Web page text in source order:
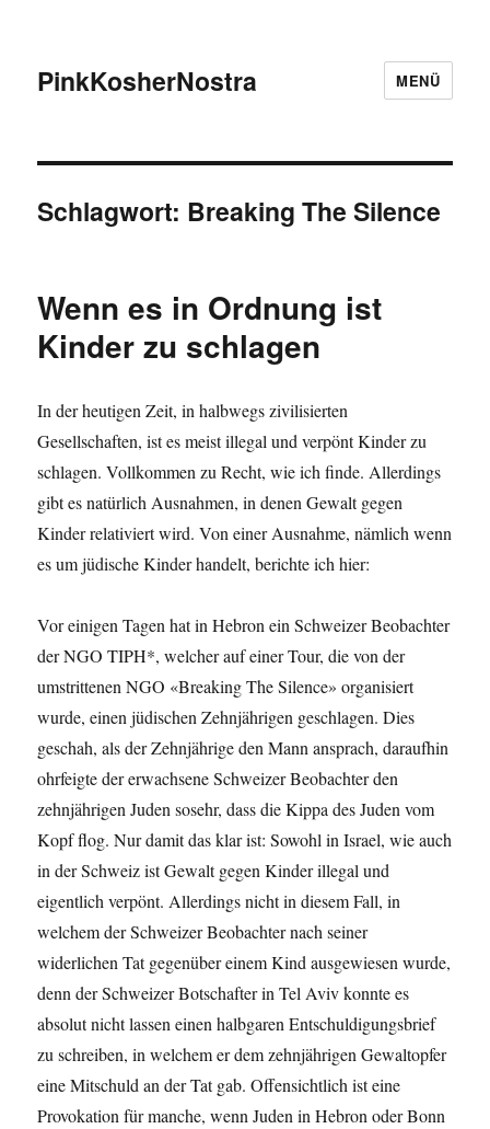
PinkKosherNostra MENÜ
Schlagwort: Breaking The Silence
Wenn es in Ordnung ist
Kinder zu schlagen
In der heutigen Zeit, in halbwegs zivilisierten
Gesellschaften, ist es meist illegal und verpönt Kinder zu
schlagen. Vollkommen zu Recht, wie ich finde. Allerdings
gibt es natürlich Ausnahmen, in denen Gewalt gegen
Kinder relativiert wird. Von einer Ausnahme, nämlich wenn
es um jüdische Kinder handelt, berichte ich hier:
Vor einigen Tagen hat in Hebron ein Schweizer Beobachter
der NGO TIPH*, welcher auf einer Tour, die von der
umstrittenen NGO «Breaking The Silence» organisiert
wurde, einen jüdischen Zehnjährigen geschlagen. Dies
geschah, als der Zehnjährige den Mann ansprach, daraufhin
ohrfeigte der erwachsene Schweizer Beobachter den
zehnjährigen Juden sosehr, dass die Kippa des Juden vom
Kopf flog. Nur damit das klar ist: Sowohl in Israel, wie auch
in der Schweiz ist Gewalt gegen Kinder illegal und
eigentlich verpönt. Allerdings nicht in diesem Fall, in
welchem der Schweizer Beobachter nach seiner
widerlichen Tat gegenüber einem Kind ausgewiesen wurde,
denn der Schweizer Botschafter in Tel Aviv konnte es
absolut nicht lassen einen halbgaren Entschuldigungsbrief
zu schreiben, in welchem er dem zehnjährigen Gewaltopfer
eine Mitschuld an der Tat gab. Offensichtlich ist eine
Provokation für manche, wenn Juden in Hebron oder Bonn